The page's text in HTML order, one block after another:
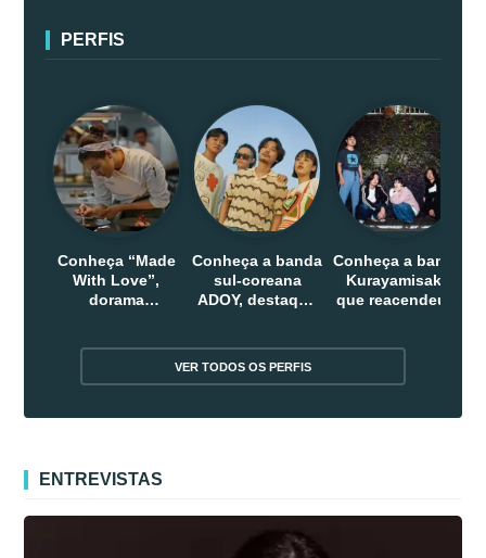
PERFIS
Conheça “Made
With Love”,
dorama
Conheça a banda
sul-coreana
ADOY, destaque
Conheça a banda
Kurayamisaka
que reacendeu o
VER TODOS OS PERFIS
ENTREVISTAS